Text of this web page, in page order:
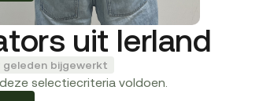
uit Ierland
geleden bijgewerkt
selectiecriteria voldoen.